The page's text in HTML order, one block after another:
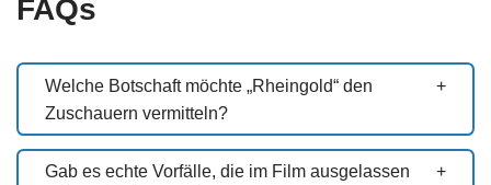
FAQs
Welche Botschaft möchte „Rheingold“ den
Zuschauern vermitteln?
Gab es echte Vorfälle, die im Film ausgelassen